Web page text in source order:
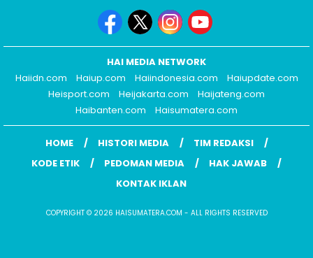
HAI MEDIA NETWORK
Haiidn.com
Haiup.com Haiindonesia.com
Haiupdate.com
Heisport.com
Heijakarta.com
Haijateng.com
Haibanten.com
Haisumatera.com
HOME HISTORI MEDIA
TIM REDAKSI
KODE ETIK
PEDOMAN MEDIA
HAK JAWAB
KONTAK IKLAN
COPYRIGHT © 2026 HAISUMATERA.COM - ALL RIGHTS RESERVED